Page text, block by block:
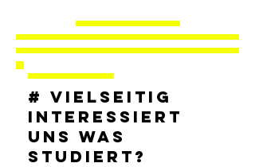
# Vielseitig
interessiert
uns was
studiert?